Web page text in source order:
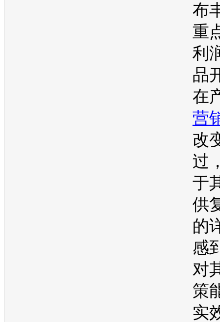
布
重
利
品
在
营
改
过
于
供
的
感
对
策
实